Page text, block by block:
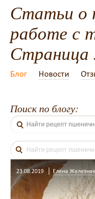
Статьи о
работе с
Страница
Блог Новости
Поиск по блогу:
23.08.2019 Елена Железняк